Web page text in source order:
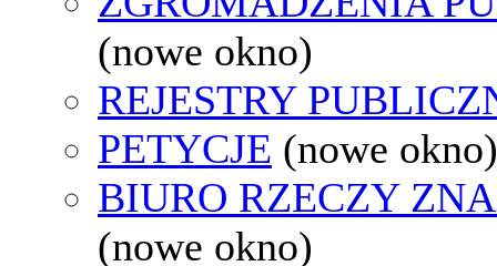
(nowe okno)
REJESTRY
PETYCJE (nowe okno)
BIURO RZECZY
(nowe okno)